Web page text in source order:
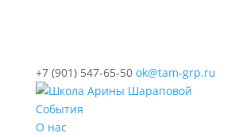
+7 (901) 547-65-50 ok@tam-grp.ru
События
О нас